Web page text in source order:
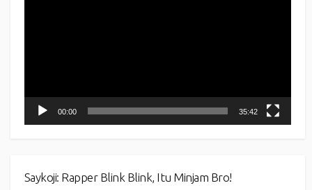
00:00 35:42
Saykoji: Rapper Blink Blink, Itu Minjam Bro!